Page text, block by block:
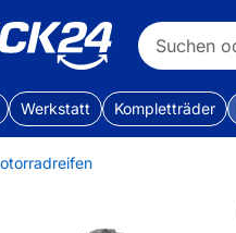
Werkstatt Kompletträder